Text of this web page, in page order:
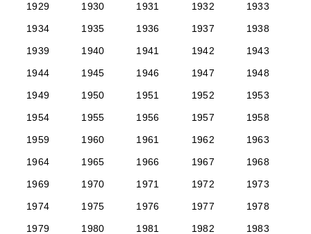
1929
1930 1931 1932
1933
1934
1935 1936 1937
1938
1939
1940 1941 1942
1943
1944
1945 1946 1947
1948
1949
1950 1951 1952
1953
1954
1955 1956 1957
1958
1959
1960 1961 1962
1963
1964
1965 1966 1967
1968
1969
1970 1971 1972
1973
1974
1975 1976 1977
1978
1979
1980 1981 1982 1983